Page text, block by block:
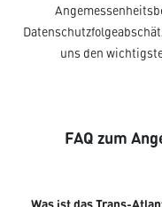
uns den
FAQ zum